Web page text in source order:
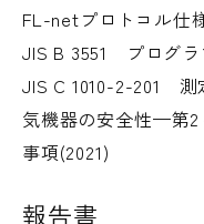
FL-netプロトコル仕様
JIS B 3551 プログラ
JIS C 1010-2-201 測
気機器の安全性—第2
事項(2021)
報告書